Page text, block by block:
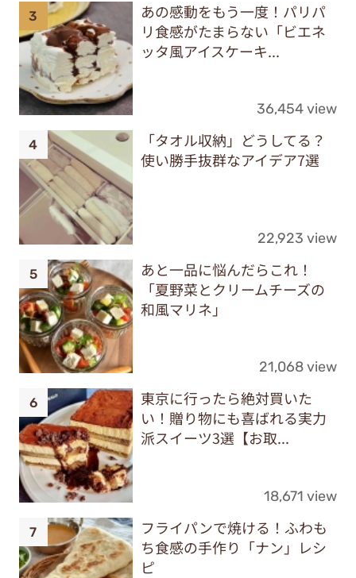
あの感動をもう一度！パリパ
リ食感がたまらない「ビエネ
ッタ風アイスケーキ...
36,454 view
「タオル収納」どうしてる？
使い勝手抜群なアイデア7選
22,923 view
あと一品に悩んだらこれ！
「夏野菜とクリームチーズの
和風マリネ」
21,068 view
東京に行ったら絶対買いた
い！贈り物にも喜ばれる実力
派スイーツ3選【お取...
18,671 view
フライパンで焼ける！ふわも
ち食感の手作り「ナン」レシ
ピ